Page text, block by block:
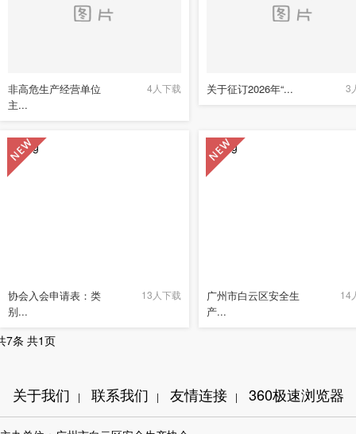
非高危生产经营单位
主...
4人下载 关于征订2026年“... 3
协会入会申请表：类
别...
13人下载
广州市白云区安全生
产...
14
7条 共1页
关于我们 | 联系我们 | 友情连接 | 360极速浏览器